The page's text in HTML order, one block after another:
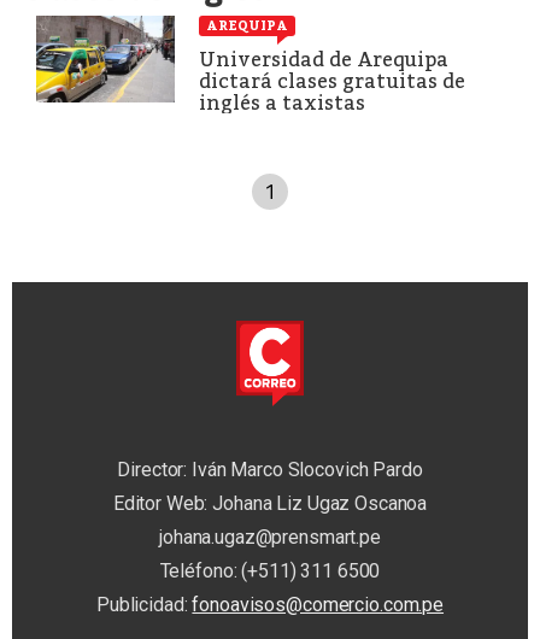
AREQUIPA
Universidad de Arequipa
dictará clases gratuitas de
inglés a taxistas
1
Director: Iván Marco Slocovich Pardo
Editor Web: Johana Liz Ugaz Oscanoa
johana.ugaz@prensmart.pe
Teléfono: (+511) 311 6500
Publicidad:fonoavisos@comercio.com.pe